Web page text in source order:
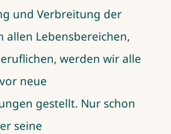
und Verbreitung der
allen Lebensbereichen,
werden wir alle
neue
gestellt. Nur schon
seine